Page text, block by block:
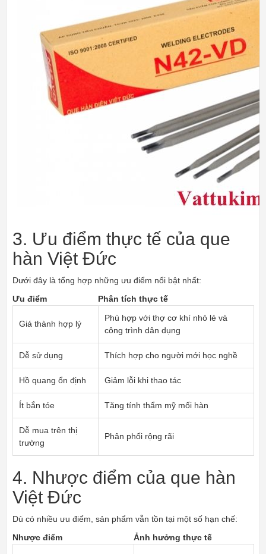
3. Ưu điểm thực tế của que
hàn Việt Đức
Dưới đây là tổng hợp những ưu điểm nổi bật nhất:
Ưu điểm
Phân tích thực tế
Giá thành hợp lý
Phù hợp với thợ cơ khí nhỏ lẻ và
công trình dân dụng
Dễ sử dụng Thích hợp cho người mới học nghề
Hồ quang ổn định Giảm lỗi khi thao tác
Ít bắn tóe Tăng tính thẩm mỹ mối hàn
Dễ mua trên thị
trường
Phân phối rộng rãi
4. Nhược điểm của que hàn
Việt Đức
Dù có nhiều ưu điểm, sản phẩm vẫn tồn tại một số hạn chế:
Nhược điểm
Ảnh hưởng thực tế